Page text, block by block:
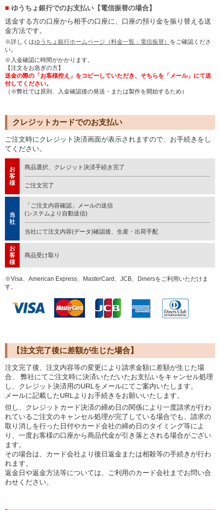
ゆうちょ銀行でのお支払い【電信振替の場合】
送金する方の口座から相手の口座に、口座の預り金を振り替える送
金方法です。
※詳しくはゆうちょ銀行ホームページ（料金一覧：電信振替） をご確認くださ
い。
※入金確認に時間がかかります。
【注文をお急ぎの方】
送金の際の「お客様控え」をコピーしていただき、そちらを「メール」にて送
付してください。
（※弊社では原則、入金確認後の発送・または製作を開始するため）
クレジットカードでのお支払い
ご注文時にクレジット決済画面が表示されますので、お手続きをし
てください。
お
客
様
商品選択、クレジット決済手続き完了
ご注文完了
当
社
「ご注文内容確認」メールの送信
(システムより自動送信)
当社にて注文内容(データ)確認後、生産・出荷手配
お
客
様
商品受け取り
※Visa、American Express、MasterCard、JCB、Dinersをご利用いただけま
す。
【注文完了後に差額が生じた場合】
注文完了後、注文内容等の変更により請求金額に差額が生じた場
合、 弊社にてご注文時に決済いただいたお支払いをキャンセル処理
し、クレジット決済用のURLをメールにてご案内いたします。
メールに記載したURLよりお手続きをお願いいたします。
但し、クレジットカード決済の締め日の関係により一度請求が行わ
れているご注文のキャンセル処理が完了している場合でも、請求の
取り消しを行った日付やカード会社の締め日のタイミング等によ
り、一度お客様の口座から商品代金が引き落とされる場合がござい
ます。
その場合は、カード会社より後日返金または相殺等の手続きが行わ
れます。
返金日や返金方法等については、ご利用のカード会社までお問い合
わせください。